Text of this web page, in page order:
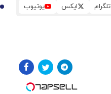
تلگرام ایکس یوتیوب 10